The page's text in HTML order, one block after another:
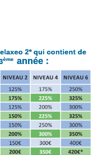
2* qui contient de
ème année :